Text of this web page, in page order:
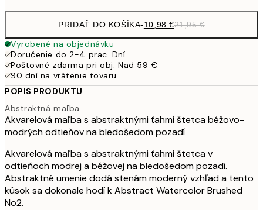
PRIDAŤ DO KOŠÍKA-10,98 €21,95 €
Vyrobené na objednávku
Doručenie do 2-4 prac. Dní
Poštovné zdarma pri obj. Nad 59 €
90 dní na vrátenie tovaru
POPIS PRODUKTU
Abstraktná maľba
Akvarelová maľba s abstraktnými ťahmi štetca béžovo-
modrých odtieňov na bledošedom pozadí
Akvarelová maľba s abstraktnými ťahmi štetca v
odtieňoch modrej a béžovej na bledošedom pozadí.
Abstraktné umenie dodá stenám moderný vzhľad a tento
kúsok sa dokonale hodí k Abstract Watercolor Brushed
No2.